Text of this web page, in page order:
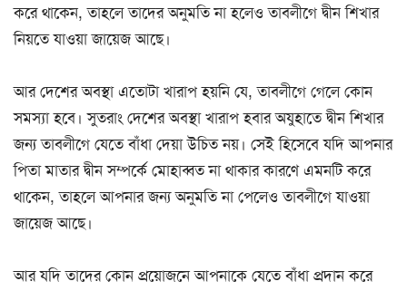
করে থাকেন, তাহলে তাদের অনুমতি না হলেও তাবলীগে দ্বীন শিখার
নিয়তে যাওয়া জায়েজ আছে।
আর দেশের অবস্থা এতোটা খারাপ হয়নি যে, তাবলীগে গেলে কোন
সমস্যা হবে। সুতরাং দেশের অবস্থা খারাপ হবার অযুহাতে দ্বীন শিখার
জন্য তাবলীগে যেতে বাঁধা দেয়া উচিত নয়। সেই হিসেবে যদি আপনার
পিতা মাতার দ্বীন সম্পর্কে মোহাব্বত না থাকার কারণে এমনটি করে
থাকেন, তাহলে আপনার জন্য অনুমতি না পেলেও তাবলীগে যাওয়া
জায়েজ আছে।
আর যদি তাদের কোন প্রয়োজনে আপনাকে যেতে বাঁধা প্রদান করে